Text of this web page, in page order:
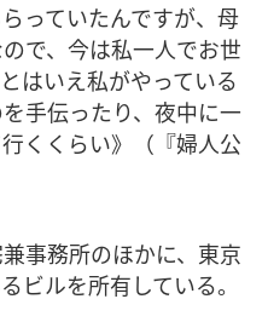
っていたんですが、母
で、今は私一人でお世
はいえ私がやっている
手伝ったり、夜中に一
くくらい》（『婦人公
事務所のほかに、東京
ビルを所有している。